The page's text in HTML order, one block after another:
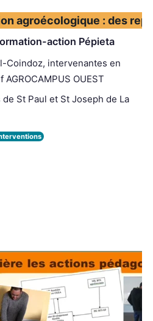
agroécologique : des
action Pépieta
Coindoz, intervenantes en
OUEST
St Paul et St Joseph de La